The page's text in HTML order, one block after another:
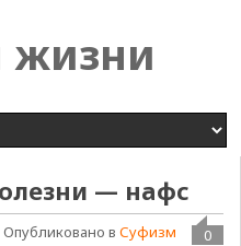
жизни
— нафс
0
Опубликовано в Суфизм